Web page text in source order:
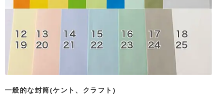
一般的な封筒(ケント、クラフト)